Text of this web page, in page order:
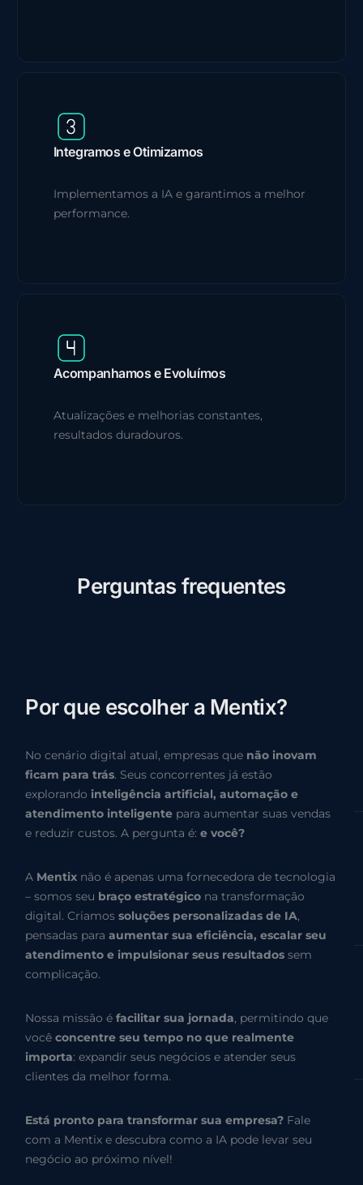
Integramos e Otimizamos
Implementamos a IA e garantimos a melhor
performance.
Acompanhamos e Evoluímos
Atualizações e melhorias constantes,
resultados duradouros.
Perguntas frequentes
Por que escolher a Mentix?
No cenário digital atual, empresas que não inovam
ficam para trás. Seus concorrentes já estão
explorando inteligência artificial, automação e
atendimento inteligente para aumentar suas vendas
e reduzir custos. A pergunta é:e você?
A Mentix não é apenas uma fornecedora de tecnologia
– somos seu braço estratégico na transformação
digital. Criamossoluções personalizadas de IA,
pensadas paraaumentar sua eficiência, escalar seu
atendimento e impulsionar seus resultados sem
complicação.
Nossa missão éfacilitar sua jornada, permitindo que
vocêconcentre seu tempo no que realmente
importa: expandir seus negócios e atender seus
clientes da melhor forma.
Está pronto para transformar sua empresa? Fale
com a Mentix e descubra como a IA pode levar seu
negócio ao próximo nível!